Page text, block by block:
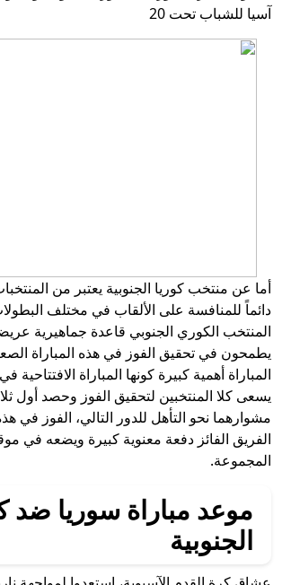
أما عن منتخب كوريا الجنوبية يعتبر من
دائماً للمنافسة على الألقاب في مختلف
المنتخب الكوري الجنوبي قاعدة جماهيرية
يطمحون في تحقيق الفوز في هذه المباراة
المباراة أهمية كبيرة كونها المباراة
يسعى كلا المنتخبين لتحقيق الفوز وحصد أول
مشوارهما نحو التأهل للدور التالي، الفوز في
الفريق الفائز دفعة معنوية كبيرة ويضعه في
المجموعة.
موعد مباراة سوريا ضد
الجنوبية